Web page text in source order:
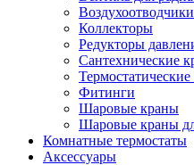
Коллекторы
Редукторы
Сантехнические
Фитинги
Шаровые краны
Шаровые краны
Комнатные термостаты
Аксессуары